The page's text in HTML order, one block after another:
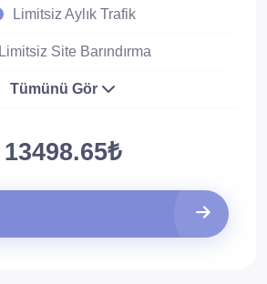
Limitsiz Aylık Trafik
Limitsiz Site Barındırma
Tümünü Gör
13498.65₺